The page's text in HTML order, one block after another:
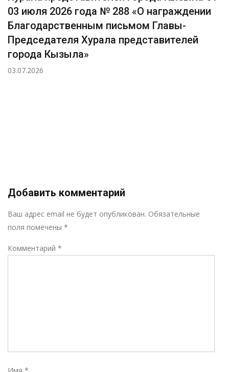
03 июля 2026 года № 288 «О награждении
Благодарственным письмом Главы-
Председателя Хурала представителей
города Кызыла»
03.07.2026
Добавить комментарий
Ваш адрес email не будет опубликован. Обязательные
поля помечены *
Комментарий *